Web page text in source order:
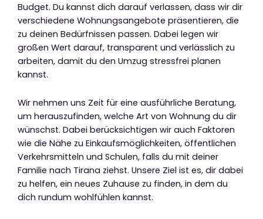
Budget. Du kannst dich darauf verlassen, dass wir dir
verschiedene Wohnungsangebote präsentieren, die
zu deinen Bedürfnissen passen. Dabei legen wir
großen Wert darauf, transparent und verlässlich zu
arbeiten, damit du den Umzug stressfrei planen
kannst.
Wir nehmen uns Zeit für eine ausführliche Beratung,
um herauszufinden, welche Art von Wohnung du dir
wünschst. Dabei berücksichtigen wir auch Faktoren
wie die Nähe zu Einkaufsmöglichkeiten, öffentlichen
Verkehrsmitteln und Schulen, falls du mit deiner
Familie nach Tirana ziehst. Unsere Ziel ist es, dir dabei
zu helfen, ein neues Zuhause zu finden, in dem du
dich rundum wohlfühlen kannst.